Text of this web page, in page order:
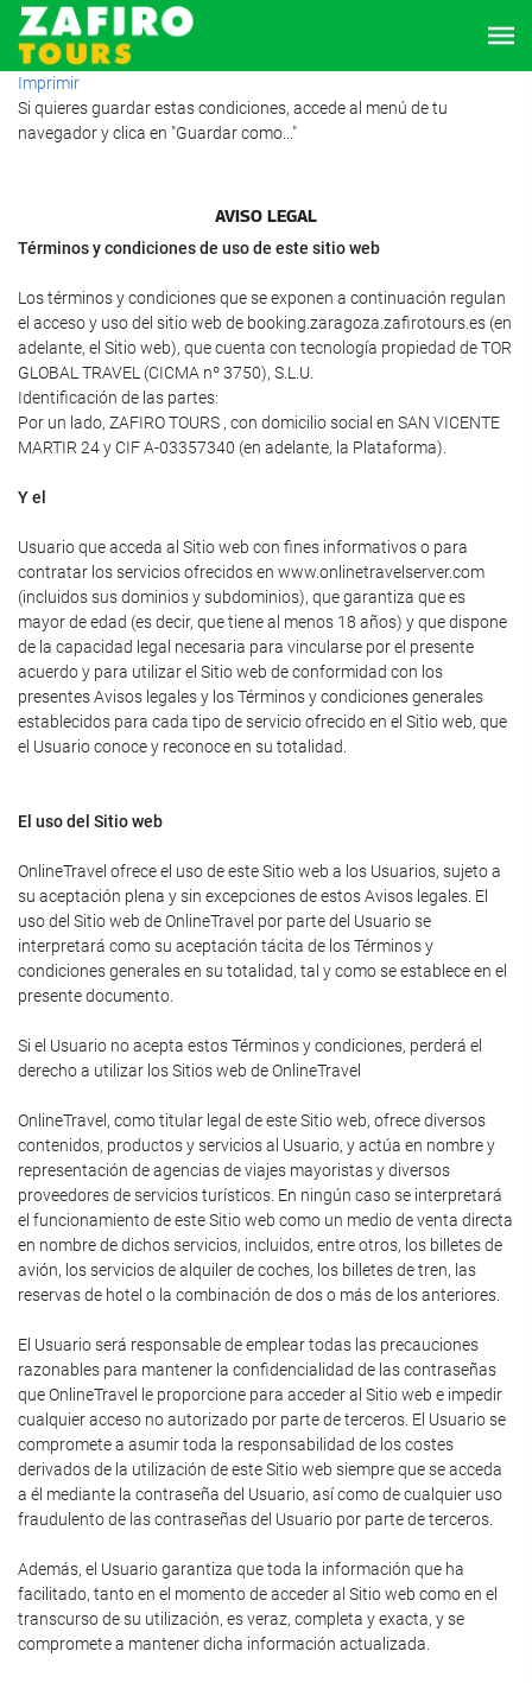
Imprimir
Si quieres guardar estas condiciones, accede al menú de tu
navegador y clica en "Guardar como..."
AVISO LEGAL
Términos y condiciones de uso de este sitio web
Los términos y condiciones que se exponen a continuación regulan
el acceso y uso del sitio web de booking.zaragoza.zafirotours.es (en
adelante, el Sitio web), que cuenta con tecnología propiedad de TOR
GLOBAL TRAVEL (CICMA nº 3750), S.L.U.
Identificación de las partes:
Por un lado, ZAFIRO TOURS , con domicilio social en SAN VICENTE
MARTIR 24 y CIF A-03357340 (en adelante, la Plataforma).
Y el
Usuario que acceda al Sitio web con fines informativos o para
contratar los servicios ofrecidos en www.onlinetravelserver.com
(incluidos sus dominios y subdominios), que garantiza que es
mayor de edad (es decir, que tiene al menos 18 años) y que dispone
de la capacidad legal necesaria para vincularse por el presente
acuerdo y para utilizar el Sitio web de conformidad con los
presentes Avisos legales y los Términos y condiciones generales
establecidos para cada tipo de servicio ofrecido en el Sitio web, que
el Usuario conoce y reconoce en su totalidad.
El uso del Sitio web
OnlineTravel ofrece el uso de este Sitio web a los Usuarios, sujeto a
su aceptación plena y sin excepciones de estos Avisos legales. El
uso del Sitio web de OnlineTravel por parte del Usuario se
interpretará como su aceptación tácita de los Términos y
condiciones generales en su totalidad, tal y como se establece en el
presente documento.
Si el Usuario no acepta estos Términos y condiciones, perderá el
derecho a utilizar los Sitios web de OnlineTravel
OnlineTravel, como titular legal de este Sitio web, ofrece diversos
contenidos, productos y servicios al Usuario, y actúa en nombre y
representación de agencias de viajes mayoristas y diversos
proveedores de servicios turísticos. En ningún caso se interpretará
el funcionamiento de este Sitio web como un medio de venta directa
en nombre de dichos servicios, incluidos, entre otros, los billetes de
avión, los servicios de alquiler de coches, los billetes de tren, las
reservas de hotel o la combinación de dos o más de los anteriores.
El Usuario será responsable de emplear todas las precauciones
razonables para mantener la confidencialidad de las contraseñas
que OnlineTravel le proporcione para acceder al Sitio web e impedir
cualquier acceso no autorizado por parte de terceros. El Usuario se
compromete a asumir toda la responsabilidad de los costes
derivados de la utilización de este Sitio web siempre que se acceda
a él mediante la contraseña del Usuario, así como de cualquier uso
fraudulento de las contraseñas del Usuario por parte de terceros.
Además, el Usuario garantiza que toda la información que ha
facilitado, tanto en el momento de acceder al Sitio web como en el
transcurso de su utilización, es veraz, completa y exacta, y se
compromete a mantener dicha información actualizada.